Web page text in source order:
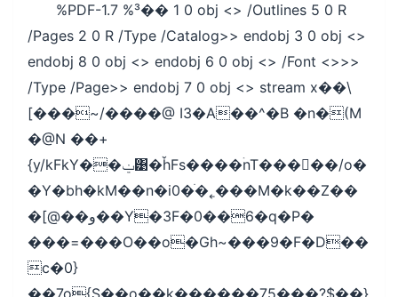
%PDF-1.7 %³�� 1 0 obj <> /Outlines 5 0 R
/Pages 2 0 R /Type /Catalog>> endobj 3 0 obj <>
endobj 8 0 obj <> endobj 6 0 obj <> /Font <>>>
/Type /Page>> endobj 7 0 obj <> stream x��\
[���~/����@ I3�A��^�B �n�(M
�@N ��+
{y/kFkY��ݔ͹�ȟFs����ۛnT���􇍶��/o�
�Y�bh�kM��n�i0�ֺ�˿���M�k��Z��
�[@��و��Y�3F�0��6�q�P�
���=���O��o�Gh~���9�F�D��
c�0}
��7o{S��o��k������75���?$��}